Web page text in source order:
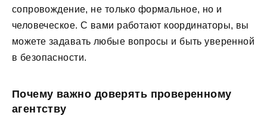
сопровождение, не только формальное, но и
человеческое. С вами работают координаторы, вы
можете задавать любые вопросы и быть уверенной
в безопасности.
Почему важно доверять проверенному
агентству